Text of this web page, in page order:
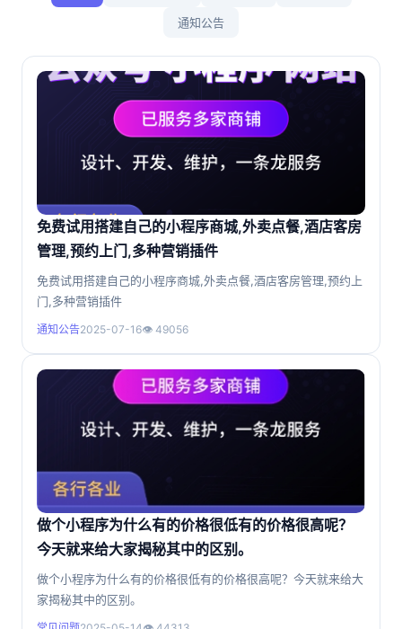
通知公告
免费试用搭建自己的小程序商城,外卖点餐,酒店客房
管理,预约上门,多种营销插件
免费试用搭建自己的小程序商城,外卖点餐,酒店客房管理,预约上
门,多种营销插件
通知公告2025-07-16👁 49056
做个小程序为什么有的价格很低有的价格很高呢？
今天就来给大家揭秘其中的区别。
做个小程序为什么有的价格很低有的价格很高呢？今天就来给大
家揭秘其中的区别。